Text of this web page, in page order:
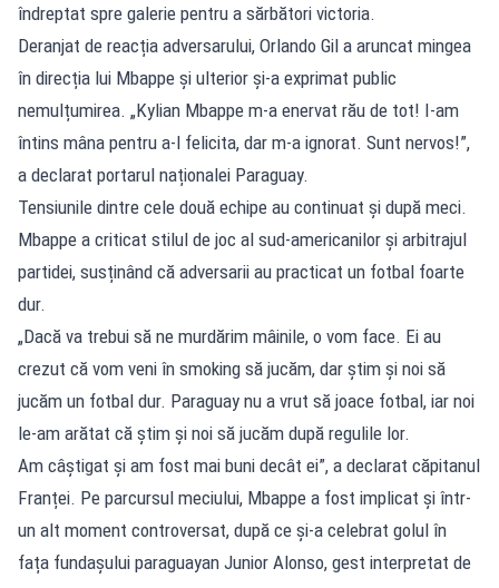
îndreptat spre galerie pentru a sărbători victoria.
Deranjat de reacția adversarului, Orlando Gil a aruncat mingea
în direcția lui Mbappe și ulterior și-a exprimat public
nemulțumirea. „Kylian Mbappe m-a enervat rău de tot! I-am
întins mâna pentru a-l felicita, dar m-a ignorat. Sunt nervos!”,
a declarat portarul naționalei Paraguay.
Tensiunile dintre cele două echipe au continuat și după meci.
Mbappe a criticat stilul de joc al sud-americanilor și arbitrajul
partidei, susținând că adversarii au practicat un fotbal foarte
dur.
„Dacă va trebui să ne murdărim mâinile, o vom face. Ei au
crezut că vom veni în smoking să jucăm, dar știm și noi să
jucăm un fotbal dur. Paraguay nu a vrut să joace fotbal, iar noi
le-am arătat că știm și noi să jucăm după regulile lor.
Am câștigat și am fost mai buni decât ei”, a declarat căpitanul
Franței. Pe parcursul meciului, Mbappe a fost implicat și într-
un alt moment controversat, după ce și-a celebrat golul în
fața fundașului paraguayan Junior Alonso, gest interpretat de